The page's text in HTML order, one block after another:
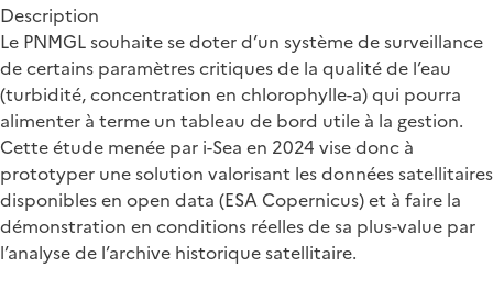
Description
Le PNMGL souhaite se doter d’un système de surveillance
de certains paramètres critiques de la qualité de l’eau
(turbidité, concentration en chlorophylle-a) qui pourra
alimenter à terme un tableau de bord utile à la gestion.
Cette étude menée par i-Sea en 2024 vise donc à
prototyper une solution valorisant les données satellitaires
disponibles en open data (ESA Copernicus) et à faire la
démonstration en conditions réelles de sa plus-value par
l’analyse de l’archive historique satellitaire.